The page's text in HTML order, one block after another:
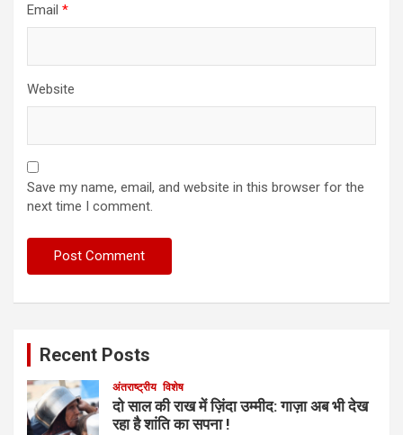
Email *
Website
Save my name, email, and website in this browser for the
next time I comment.
Recent Posts
अंतराष्ट्रीय विशेष
दो साल की राख में ज़िंदा उम्मीद: गाज़ा अब भी देख
रहा है शांति का सपना !